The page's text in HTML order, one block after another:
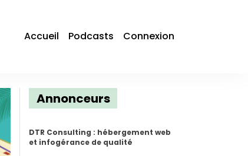
Accueil Podcasts Connexion
Annonceurs
DTR Consulting : hébergement web
et infogérance de qualité